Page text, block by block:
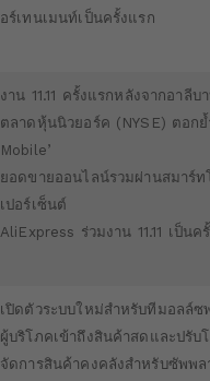
อร์เทนเมนท์เป็นครั้งแรก
งาน 11.11 ครั้งแรกหลังจากอาลีบ
ตลาดหุ้นนิวยอร์ค (NYSE) ตอกย้
Mobile’
ยอดขายออนไลน์รวมผ่านสมาร์
เปอร์เซ็นต์
AliExpress ร่วมงาน 11.11 เป็นค
เปิดตัวระบบใหม่สำหรับทีมอลล์ซ
ผู้บริโภคเข้าถึงสินค้าสดและปรับ
จัดการสินค้าคงคลังสำหรับซัพพล